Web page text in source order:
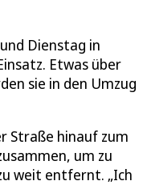
Dienstag in
Etwas über
sie in den Umzug
Straße hinauf zum
um zu
weit entfernt. „Ich